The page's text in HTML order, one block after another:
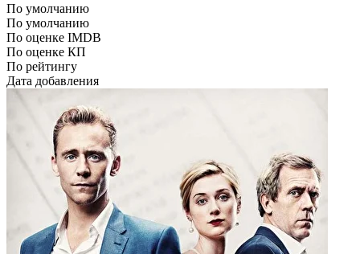
По умолчанию
По умолчанию
По оценке IMDB
По оценке КП
По рейтингу
Дата добавления